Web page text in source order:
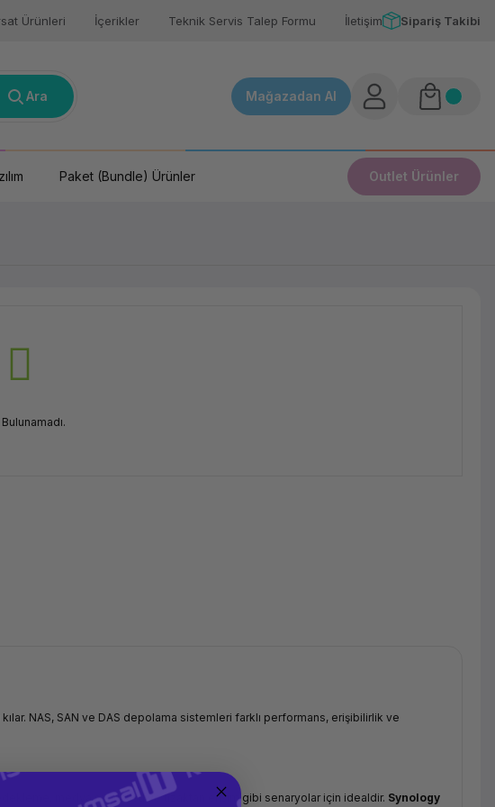
Ürünleri İçerikler Teknik Servis Talep Formu İletişim Sipariş Takibi
Ara Mağazadan Al
Paket (Bundle) Ürünler Outlet Ürünler
NAS, SAN ve DAS depolama sistemleri farklı performans, erişibilirlik ve
medya sunucusu ve uzaktan erişim gibi senaryolar için idealdir. Synology